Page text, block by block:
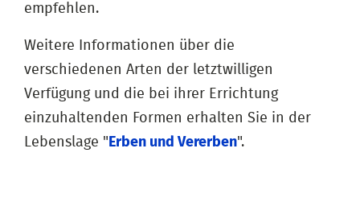
empfehlen.
Weitere Informationen über die
verschiedenen Arten der letztwilligen
Verfügung und die bei ihrer Errichtung
einzuhaltenden Formen erhalten Sie in der
Lebenslage " Erben und Vererben".